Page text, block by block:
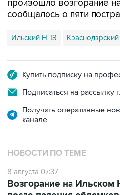
Ильский НПЗ
Подписаться на рассылку
Получать оперативные
НОВОСТИ ПО ТЕМЕ
8 августа 07:37
после падения